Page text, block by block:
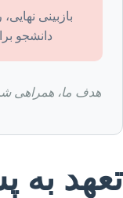
بازبینی
دانشجو
هدف ما، همراهی
تعهد به